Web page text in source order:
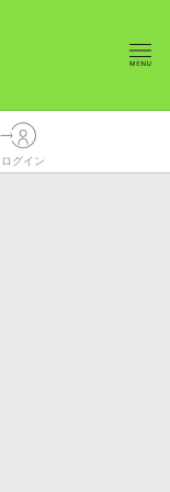
ログイン